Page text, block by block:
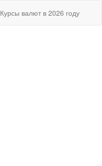
Курсы валют в 2026 году